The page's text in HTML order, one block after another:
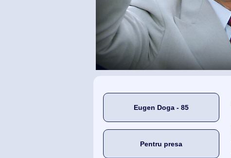
Eugen Doga - 85
Pentru presa